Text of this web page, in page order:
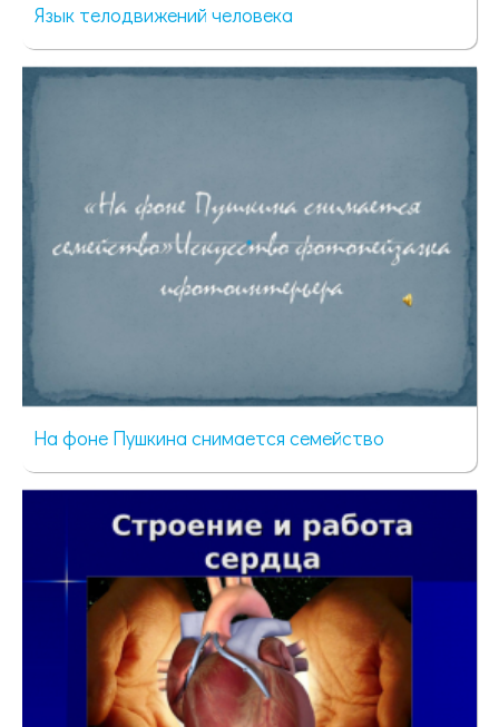
Язык телодвижений человека
53 просмотра
На фоне Пушкина снимается семейство